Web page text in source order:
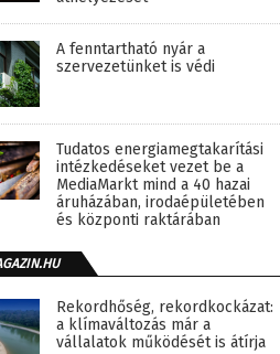
A fenntartható nyár a
szervezetünket is védi
Tudatos energiamegtakarítási
intézkedéseket vezet be a
MediaMarkt mind a 40 hazai
áruházában, irodaépületében
és központi raktárában
Rekordhőség, rekordkockázat:
a klímaváltozás már a
vállalatok működését is átírja